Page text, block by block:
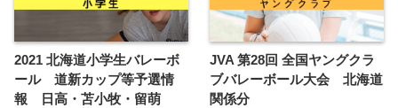
2021 北海道小学生バレーボ
ール 道新カップ等予選情
報 日高・苫小牧・留萌
JVA 第28回 全国ヤングクラ
ブバレーボール大会 北海道
関係分